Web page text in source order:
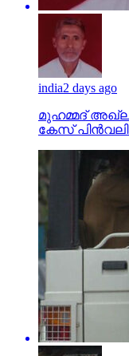
india2 days ago
മുഹമ്മദ്
കേസ്